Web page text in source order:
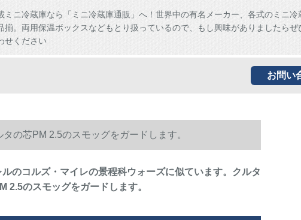
ミニ冷蔵庫なら「ミニ冷蔵庫通販」へ！世界中の有名メーカー、各式のミニ冷
揃。両用保温ボックスなどもとり扱っているので、もし興味がありましたらぜ
せください
お問い
の芯PM 2.5のスモッグをガードします。
ルのコルズ・マイレの景程科ウォーズに似ています。クルタ
2.5のスモッグをガードします。